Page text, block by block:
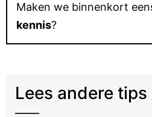
Maken we binnenkort
kennis?
Lees andere tips